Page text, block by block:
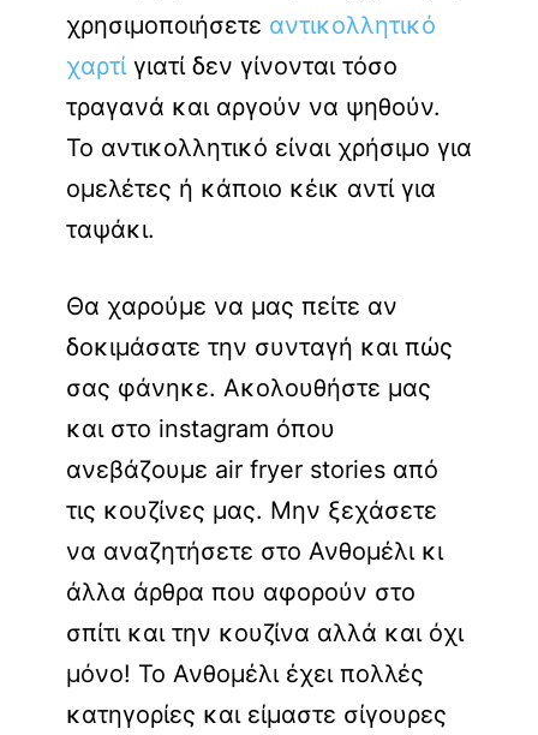
χρησιμοποιήσετε αντικολλητικό
χαρτίγιατί δεν γίνονται τόσο
τραγανά και αργούν να ψηθούν.
Το αντικολλητικό είναι χρήσιμο για
ομελέτες ή κάποιο κέικ αντί για
ταψάκι.
Θα χαρούμε να μας πείτε αν
δοκιμάσατε την συνταγή και πώς
σας φάνηκε. Ακολουθήστε μας
και στο instagram όπου
ανεβάζουμε air fryer stories από
τις κουζίνες μας. Μην ξεχάσετε
να αναζητήσετε στο Ανθομέλι κι
άλλα άρθρα που αφορούν στο
σπίτι και την κουζίνα αλλά και όχι
μόνο! Το Ανθομέλι έχει πολλές
κατηγορίες και είμαστε σίγουρες